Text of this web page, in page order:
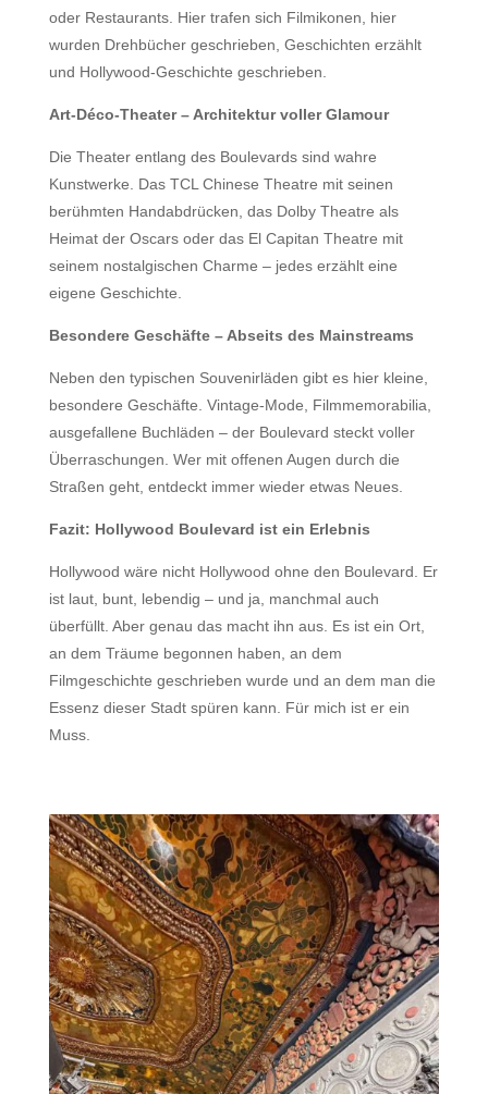
oder Restaurants. Hier trafen sich Filmikonen, hier
wurden Drehbücher geschrieben, Geschichten erzählt
und Hollywood-Geschichte geschrieben.
Art-Déco-Theater – Architektur voller Glamour
Die Theater entlang des Boulevards sind wahre
Kunstwerke. Das TCL Chinese Theatre mit seinen
berühmten Handabdrücken, das Dolby Theatre als
Heimat der Oscars oder das El Capitan Theatre mit
seinem nostalgischen Charme – jedes erzählt eine
eigene Geschichte.
Besondere Geschäfte – Abseits des Mainstreams
Neben den typischen Souvenirläden gibt es hier kleine,
besondere Geschäfte. Vintage-Mode, Filmmemorabilia,
ausgefallene Buchläden – der Boulevard steckt voller
Überraschungen. Wer mit offenen Augen durch die
Straßen geht, entdeckt immer wieder etwas Neues.
Fazit: Hollywood Boulevard ist ein Erlebnis
Hollywood wäre nicht Hollywood ohne den Boulevard. Er
ist laut, bunt, lebendig – und ja, manchmal auch
überfüllt. Aber genau das macht ihn aus. Es ist ein Ort,
an dem Träume begonnen haben, an dem
Filmgeschichte geschrieben wurde und an dem man die
Essenz dieser Stadt spüren kann. Für mich ist er ein
Muss.